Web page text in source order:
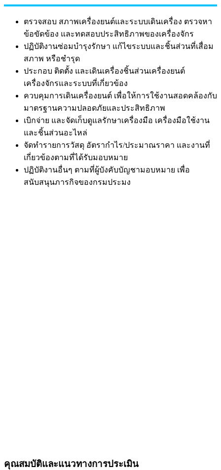
ตรวจสอบ สภาพเครื่องยนต์และระบบเดินเครื่อง ตรวจหา
ข้อขัดข้อง และทดสอบประสิทธิภาพของเครื่องจักร
ปฏิบัติงานซ่อมบำรุงรักษา แก้ไขระบบและชิ้นส่วนที่เสื่อม
สภาพ หรือชำรุด
ประกอบ ติดตั้ง และเดินเครื่องชิ้นส่วนเครื่องยนต์
เครื่องจักรและระบบที่เกี่ยวข้อง
ควบคุมการเดินเครื่องยนต์ เพื่อให้การใช้งานสอดคล้องกับ
มาตรฐานความปลอดภัยและประสิทธิภาพ
เบิกจ่าย และจัดเก็บดูแลรักษาเครื่องมือ เครื่องมือใช้งาน
และชิ้นส่วนอะไหล่
จัดทำรายการวัสดุ อัตรากำไร/ประมาณราคา และงานที่
เกี่ยวข้องตามที่ได้รับมอบหมาย
ปฏิบัติงานอื่นๆ ตามที่ผู้บังคับบัญชามอบหมาย เพื่อ
สนับสนุนภารกิจของกรมประมง
คุณสมบัติและแนวทางการประเมิน